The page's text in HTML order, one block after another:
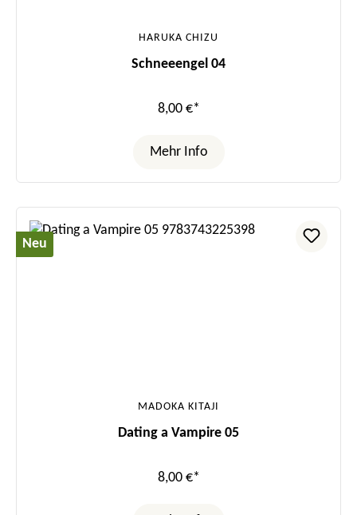
HARUKA CHIZU
Schneeengel 04
8,00 €*
Mehr Info
Neu
MADOKA KITAJI
Dating a Vampire 05
8,00 €*